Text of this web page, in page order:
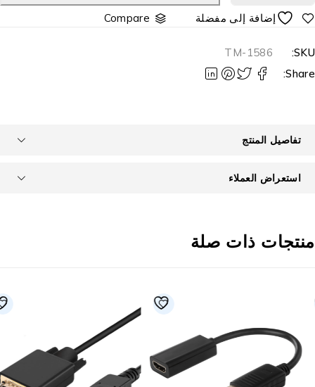
Compare
TM-1586
تفاصيل المنتج
استعراض العملاء
ذات صلة